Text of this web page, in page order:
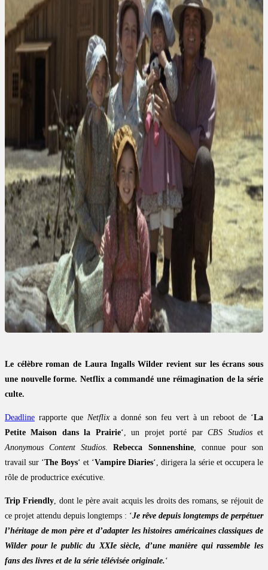
Le célèbre roman de Laura Ingalls Wilder revient sur les écrans sous
une nouvelle forme. Netflix a commandé une réimagination de la série
culte.
Deadline rapporte que Netflixa donné son feu vert à un reboot de ‘La
Petite Maison dans la Prairie‘, un projet porté parCBS Studioset
Anonymous Content Studios.Rebecca Sonnenshine, connue pour son
travail sur ‘The Boys‘ et ‘Vampire Diaries‘, dirigera la série et occupera le
rôle de productrice exécutive.
Trip Friendly, dont le père avait acquis les droits des romans, se réjouit de
ce projet attendu depuis longtemps : ‘Je rêve depuis longtemps de perpétuer
l’héritage de mon père et d’adapter les histoires américaines classiques de
Wilder pour le public du XXIe siècle, d’une manière qui rassemble les
fans des livres et de la série télévisée originale.‘